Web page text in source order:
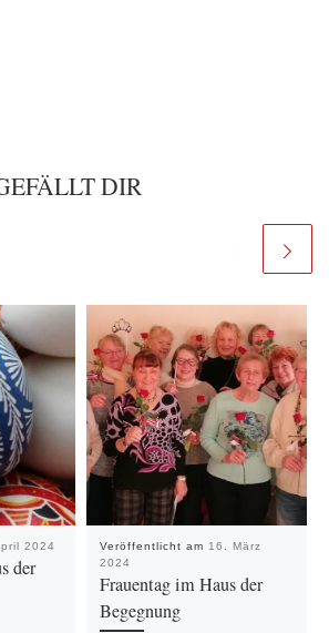
DIR
2024
der
Veröffentlicht am 16. März
2024
Frauentag im Haus der
Begegnung